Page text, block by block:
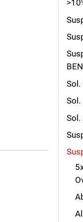
Sol.
Sol.
Sol.